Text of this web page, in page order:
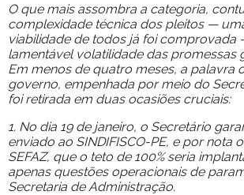
O que mais assombra a categoria,
complexidade técnica dos pleitos —
viabilidade de todos já foi comprovada
lamentável volatilidade das promessas
Em menos de quatro meses, a palavra
governo, empenhada por meio do
foi retirada em duas ocasiões cruciais:
1. No dia 19 de janeiro, o Secretário
enviado ao SINDIFISCO-PE, e por nota
SEFAZ, que o teto de 100% seria
apenas questões operacionais de
Secretaria de Administração.